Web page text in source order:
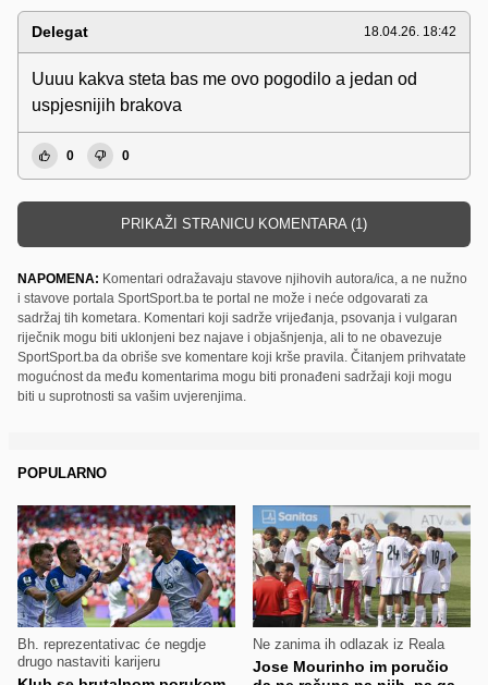
Delegat 18.04.26. 18:42
Uuuu kakva steta bas me ovo pogodilo a jedan od
uspjesnijih brakova
0 0
PRIKAŽI STRANICU KOMENTARA (1)
NAPOMENA: Komentari odražavaju stavove njihovih autora/ica, a ne nužno
i stavove portala SportSport.ba te portal ne može i neće odgovarati za
sadržaj tih kometara. Komentari koji sadrže vrijeđanja, psovanja i vulgaran
riječnik mogu biti uklonjeni bez najave i objašnjenja, ali to ne obavezuje
SportSport.ba da obriše sve komentare koji krše pravila. Čitanjem prihvatate
mogućnost da među komentarima mogu biti pronađeni sadržaji koji mogu
biti u suprotnosti sa vašim uvjerenjima.
POPULARNO
Bh. reprezentativac će negdje
drugo nastaviti karijeru
Ne zanima ih odlazak iz Reala
Jose Mourinho im poručio